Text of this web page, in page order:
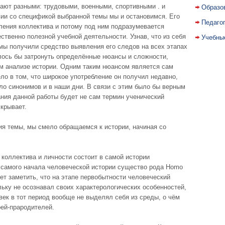
разными: трудовыми, военными, спортивными . и
со спецификой выбранной темы мы и остановимся. Его
коллектива и потому под ним подразумевается
полезной учебной деятельности. Узнав, что из себя
получили средство выявления его следов на всех этапах
бы затронуть определённые нюансы и сложности,
анализе истории. Одним таким нюансом является сам
в том, что широкое употребление он получил недавно,
синонимов и в наши дни. В связи с этим было бы верным
данной работы будет не сам термин ученический
темы, мы смело обращаемся к истории, начиная со
и личности состоит в самой истории
начала человеческой истории существо рода Homo
что на этапе первобытности человеческий
не осознавал своих характерологических особенностей,
в тот период вообще не выделял себя из среды, о чём
прародителей.